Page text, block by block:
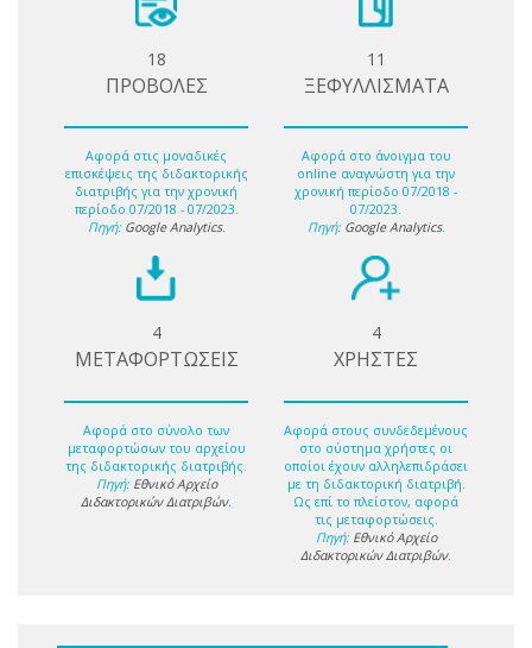
18
ΠΡΟΒΟΛΕΣ
Αφορά στις μοναδικές
επισκέψεις της διδακτορικής
διατριβής για την χρονική
περίοδο 07/2018 - 07/2023.
Πηγή: Google Analytics.
11
ΞΕΦΥΛΛΙΣΜΑΤΑ
Αφορά στο άνοιγμα του
online αναγνώστη για την
χρονική περίοδο 07/2018 -
07/2023.
Πηγή: Google Analytics.
4
ΜΕΤΑΦΟΡΤΩΣΕΙΣ
Αφορά στο σύνολο των
μεταφορτώσων του αρχείου
της διδακτορικής διατριβής.
Πηγή: Εθνικό Αρχείο
Διδακτορικών Διατριβών.
4
ΧΡΗΣΤΕΣ
Αφορά στους συνδεδεμένους
στο σύστημα χρήστες οι
οποίοι έχουν αλληλεπιδράσει
με τη διδακτορική διατριβή.
Ως επί το πλείστον, αφορά
τις μεταφορτώσεις.
Πηγή: Εθνικό Αρχείο
Διδακτορικών Διατριβών.